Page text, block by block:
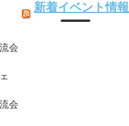
新着イベント情報
会
会